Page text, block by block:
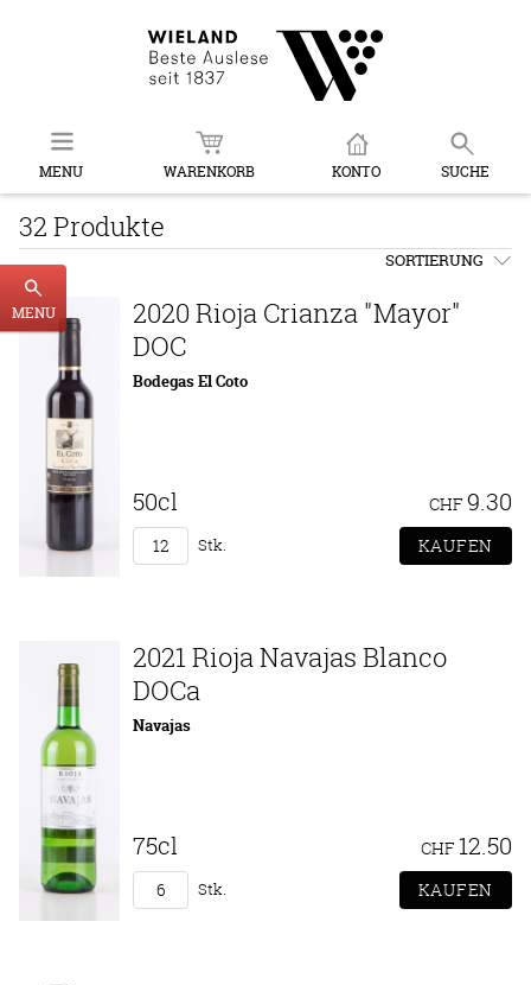
MENU WARENKORB KONTO SUCHE
MENU
32 Produkte
SORTIERUNG
2020 Rioja Crianza "Mayor"
DOC
Bodegas El Coto
50cl CHF 9.30
Stk.
2021 Rioja Navajas Blanco
DOCa
Navajas
75cl CHF 12.50
Stk.